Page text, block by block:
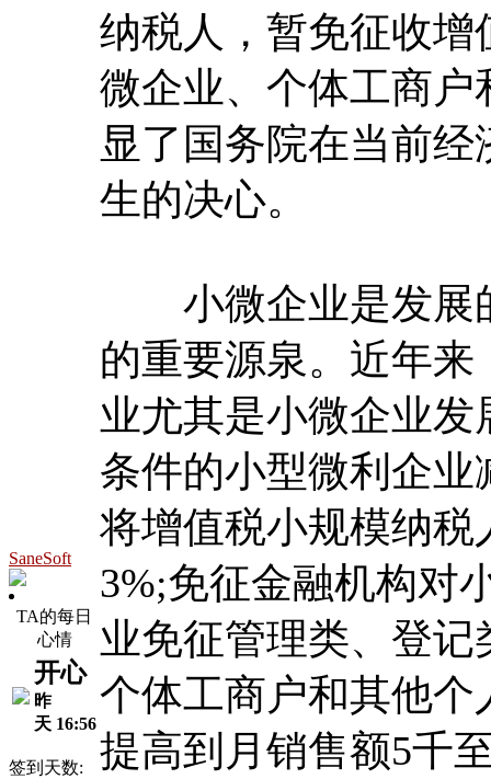
SaneSoft
TA的每日
心情
开心
昨
天 16:56
签到天数:
纳税人，暂免征收
微企业、个体工商
显了国务院在当前
生的决心。
小微企业是发展
的重要源泉。近年
业尤其是小微企业
条件的小型微利企业
将增值税小规模纳税
3%;免征金融机构对
业免征管理类、登
个体工商户和其他
提高到月销售额5千